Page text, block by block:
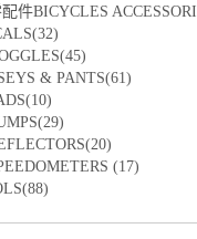
件BICYCLES
& PANTS(61)
(17)